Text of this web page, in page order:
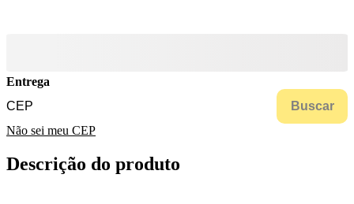
Entrega
Buscar
Não sei meu CEP
Descrição do produto